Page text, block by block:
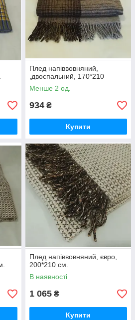
Плед напіввовняний,
,двоспальний, 170*210
Менше 2 од.
934 ₴
Купити
Плед напіввовняний, євро,
200*210 см.
В наявності
1 065 ₴
Купити